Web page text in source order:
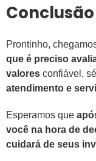
Conclusão
Prontinho,
que é preciso
valores confiável,
atendimento e
Esperamos que
você na hora de
cuidará de seus